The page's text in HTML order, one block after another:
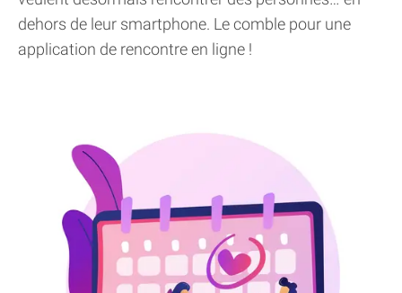
dehors de leur smartphone. Le comble pour une
application de rencontre en ligne !